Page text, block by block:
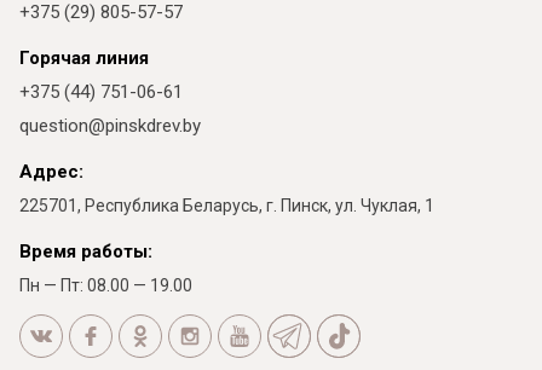
+375 (29) 805-57-57
Горячая линия
+375 (44) 751-06-61
question@pinskdrev.by
Адрес:
225701, Республика Беларусь, г. Пинск, ул. Чуклая, 1
Время работы:
Пн — Пт: 08.00 — 19.00